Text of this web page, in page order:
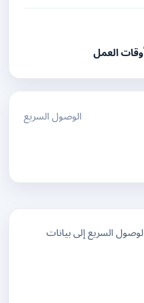
العمل
الوصول السريع
السريع إلى بيانات